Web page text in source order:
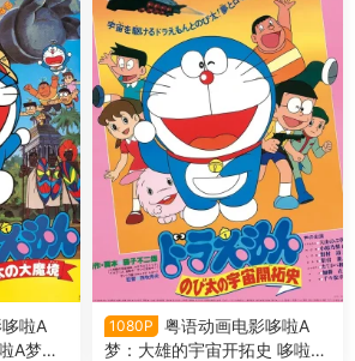
啦A
A梦剧
1080P
粤语动画电影哆啦A
梦：大雄的宇宙开拓史 哆啦A